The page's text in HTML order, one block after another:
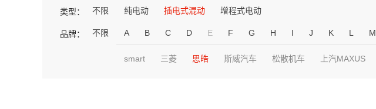
类型： 不限 纯电动 插电式混动 增程式电动
品牌： 不限 A B C D E F G H I J K L M
smart 三菱 思皓 斯威汽车 松散机车 上汽MAXUS